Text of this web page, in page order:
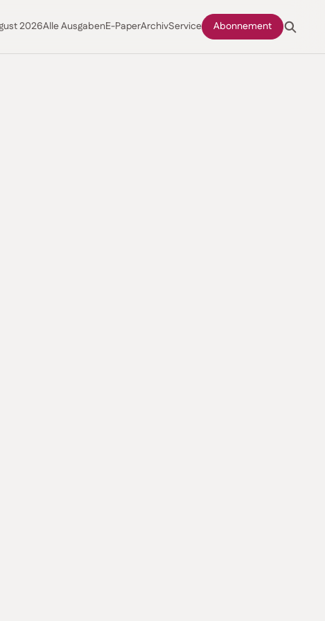
2026Alle AusgabenE-PaperArchivService Abonnement